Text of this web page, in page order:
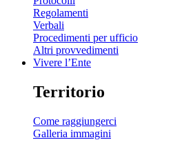
Regolamenti
Verbali
Procedimenti per ufficio
Altri provvedimenti
Vivere l’Ente
Territorio
Come raggiungerci
Galleria immagini